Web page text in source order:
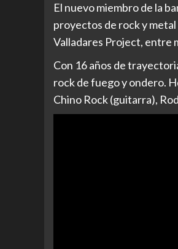
El nuevo miembro de la
proyectos de rock y
Valladares Project, entre
Con 16 años de
rock de fuego y ondero.
Chino Rock (guitarra),